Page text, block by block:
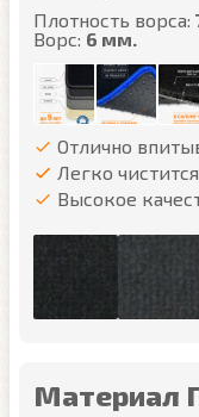
Плотность ворса:
Ворс: 6 мм.
Отлично
Легко чистится
Высокое
Материал